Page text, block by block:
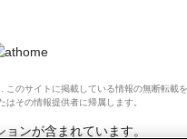
このサイトに掲載している情報の無断転載
その情報提供者に帰属します。
ンが含まれています。